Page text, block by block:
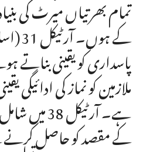
تمام بھرتیاں میرٹ کی
کے
پاسداری کو یقینی
ملازمین کو نماز کی
ہے۔ آرٹیکل
کے مقصد کو حاصل کرنے